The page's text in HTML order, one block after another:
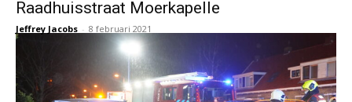
Raadhuisstraat Moerkapelle
Jeffrey Jacobs - 8 februari 2021